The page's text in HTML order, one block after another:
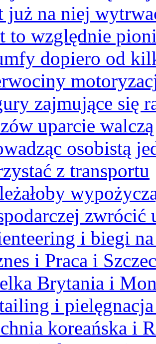
już na niej
to względnie
dopiero od
zajmujące się
uparcie walczą
osobistą
z transportu
zwrócić
i biegi
i Praca i
Brytania i
i
koreańska i